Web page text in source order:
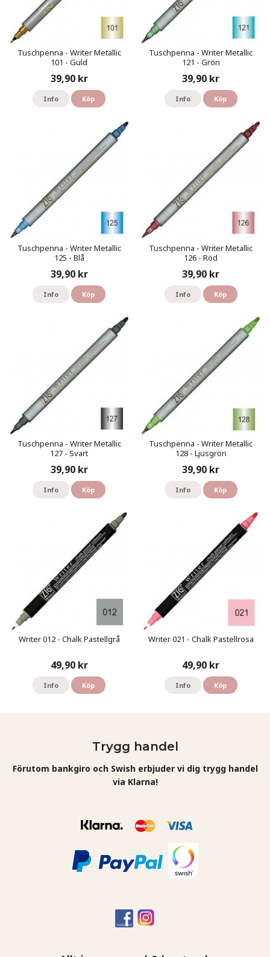
Tuschpenna - Writer Metallic
101 - Guld
39,90 kr
Info Köp
Tuschpenna - Writer Metallic
121 - Grön
39,90 kr
Info Köp
Tuschpenna - Writer Metallic
125 - Blå
39,90 kr
Info Köp
Tuschpenna - Writer Metallic
126 - Röd
39,90 kr
Info Köp
Tuschpenna - Writer Metallic
127 - Svart
39,90 kr
Info Köp
Tuschpenna - Writer Metallic
128 - Ljusgrön
39,90 kr
Info Köp
Writer 012 - Chalk Pastellgrå
49,90 kr
Info Köp
Writer 021 - Chalk Pastellrosa
49,90 kr
Info Köp
Trygg handel
Förutom bankgiro och Swish erbjuder vi dig trygg handel
via Klarna!